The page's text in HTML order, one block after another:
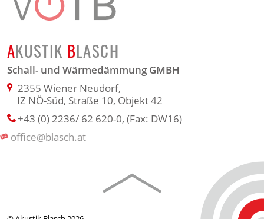
AKUSTIK BLASCH
Schall- und Wärmedämmung GMBH
2355 Wiener Neudorf,
IZ NÖ-Süd, Straße 10, Objekt 42
+43 (0) 2236/ 62 620-0, (Fax: DW16)
office@blasch.at